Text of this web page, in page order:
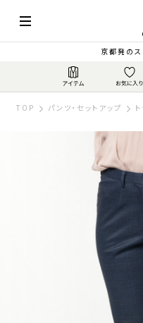
京都発の
TOP パンツ・セットアップ